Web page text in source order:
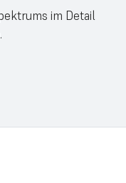
im Detail